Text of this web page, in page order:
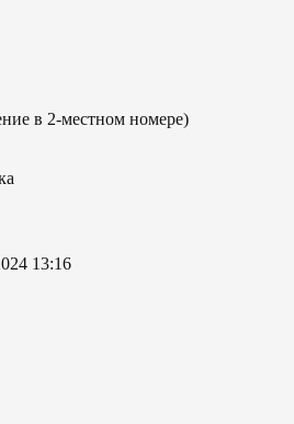
в 2-местном номере)
13:16